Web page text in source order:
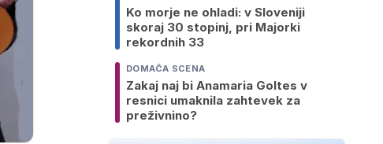
Ko morje ne ohladi: v Sloveniji
skoraj 30 stopinj, pri Majorki
rekordnih 33
DOMAČA SCENA
Zakaj naj bi Anamaria Goltes v
resnici umaknila zahtevek za
preživnino?